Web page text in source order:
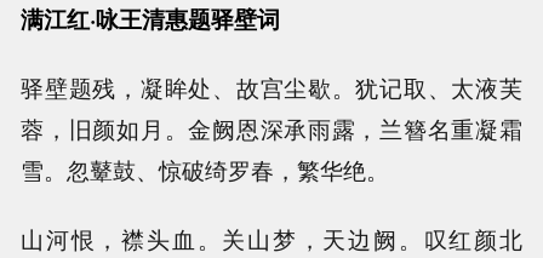
满江红·咏王清惠题驿壁词
驿壁题残，凝眸处、故宫尘歇。犹记取、太液芙
蓉，旧颜如月。金阙恩深承雨露，兰簪名重凝霜
雪。忽鼙鼓、惊破绮罗春，繁华绝。
山河恨，襟头血。关山梦，天边阙。叹红颜北